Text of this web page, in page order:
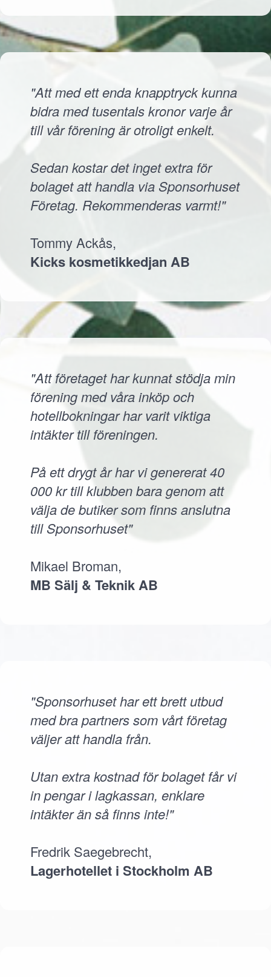
"Att med ett enda knapptryck kunna
bidra med tusentals kronor varje år
till vår förening är otroligt enkelt.
Sedan kostar det inget extra för
bolaget att handla via Sponsorhuset
Företag. Rekommenderas varmt!"
Tommy Ackås,
Kicks kosmetikkedjan AB
"Att företaget har kunnat stödja min
förening med våra inköp och
hotellbokningar har varit viktiga
intäkter till föreningen.
På ett drygt år har vi genererat 40
000 kr till klubben bara genom att
välja de butiker som finns anslutna
till Sponsorhuset"
Mikael Broman,
MB Sälj & Teknik AB
"Sponsorhuset har ett brett utbud
med bra partners som vårt företag
väljer att handla från.
Utan extra kostnad för bolaget får vi
in pengar i lagkassan, enklare
intäkter än så finns inte!"
Fredrik Saegebrecht,
Lagerhotellet i Stockholm AB